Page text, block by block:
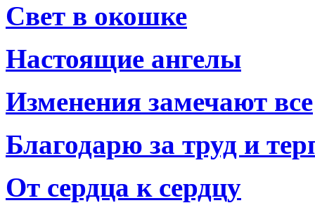
Свет в окошке
Настоящие ангелы
Изменения замечают все
Благодарю за труд и
От сердца к сердцу